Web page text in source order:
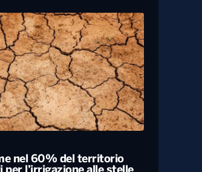
nel 60% del territorio